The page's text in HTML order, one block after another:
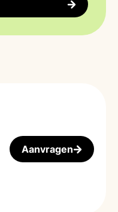
Aanvragen